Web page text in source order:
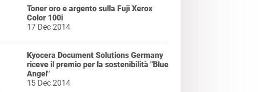
Toner oro e argento sulla Fuji Xerox
Color 100i
17 Dec 2014
Kyocera Document Solutions Germany
riceve il premio per la sostenibilità "Blue
Angel"
15 Dec 2014